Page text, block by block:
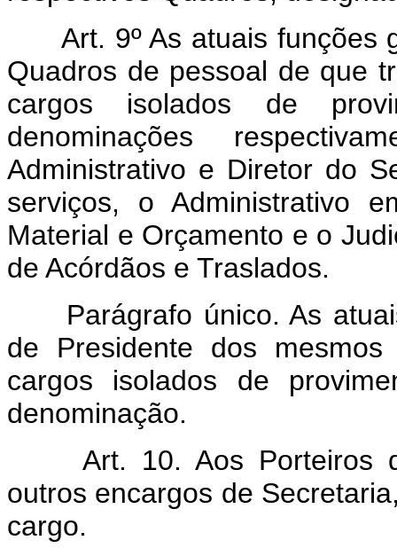
Art. 9º As atuais funções
Quadros de pessoal de que
cargos isolados de
denominações
Administrativo e Diretor do
serviços, o Administrativo
Material e Orçamento e o
de Acórdãos e Traslados.
Parágrafo único. As
de Presidente dos
cargos isolados de
denominação.
Art. 10. Aos Porteiros
outros encargos de
cargo.